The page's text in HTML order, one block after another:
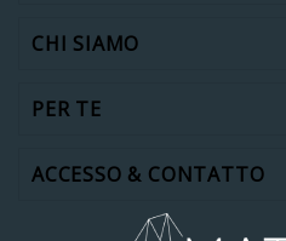
CHI SIAMO
PER TE
ACCESSO & CONTATTO